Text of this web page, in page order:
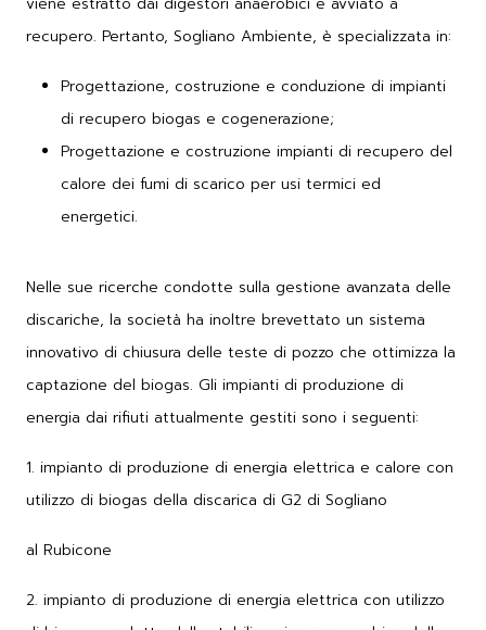
recupero. Pertanto, Sogliano Ambiente, è specializzata in:
Progettazione, costruzione e conduzione di impianti
di recupero biogas e cogenerazione;
Progettazione e costruzione impianti di recupero del
calore dei fumi di scarico per usi termici ed
energetici.
Nelle sue ricerche condotte sulla gestione avanzata delle
discariche, la società ha inoltre brevettato un sistema
innovativo di chiusura delle teste di pozzo che ottimizza la
captazione del biogas. Gli impianti di produzione di
energia dai rifiuti attualmente gestiti sono i seguenti:
1. impianto di produzione di energia elettrica e calore con
utilizzo di biogas della discarica di G2 di Sogliano
al Rubicone
2. impianto di produzione di energia elettrica con utilizzo